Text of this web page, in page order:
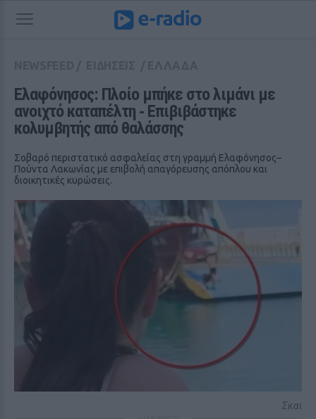
Ελαφόνησος: Πλοίο μπήκε στο λιμάνι με
ανοιχτό καταπέλτη ‑ Επιβιβάστηκε
κολυμβητής από θαλάσσης
Σοβαρό περιστατικό ασφαλείας στη γραμμή Ελαφόνησος–
Πούντα Λακωνίας με επιβολή απαγόρευσης απόπλου και
διοικητικές κυρώσεις.
Σκαι